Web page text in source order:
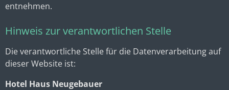
entnehmen.
Hinweis zur verantwortlichen Stelle
Die verantwortliche Stelle für die Datenverarbeitung auf
dieser Website ist:
Hotel Haus Neugebauer